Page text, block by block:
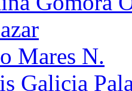
Mares N.
Galicia